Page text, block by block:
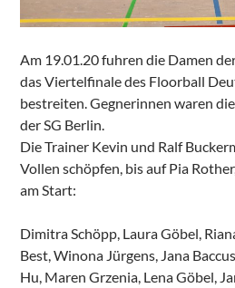
Am 19.01.20 fuhren die Damen
das Viertelfinale des Floorball
bestreiten. Gegnerinnen waren
der SG Berlin.
Die Trainer Kevin und Ralf
Vollen schöpfen, bis auf Pia
am Start:
Dimitra Schöpp, Laura Göbel,
Best, Winona Jürgens, Jana
Hu, Maren Grzenia, Lena Göbel,